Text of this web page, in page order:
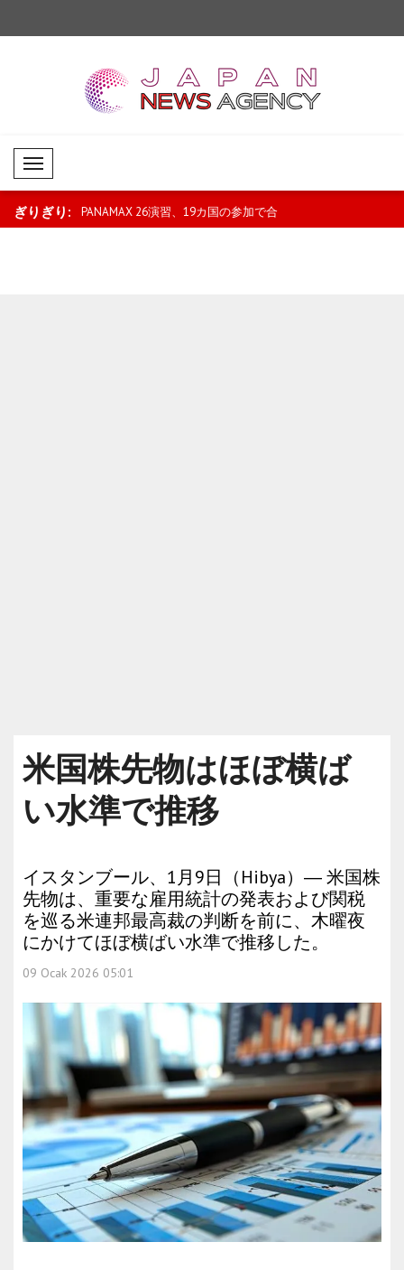
Mobil Menü
ぎりぎり:
には査証を PANAMAX 26演習、19カ国の参加で合
米国株先物はほぼ横ば
い水準で推移
イスタンブール、1月9日（Hibya）― 米国株
先物は、重要な雇用統計の発表および関税
を巡る米連邦最高裁の判断を前に、木曜夜
にかけてほぼ横ばい水準で推移した。
09 Ocak 2026 05:01